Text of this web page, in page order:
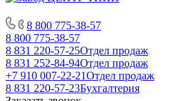
8 800 775-38-57
8 800 775-38-57
8 831 220-57-25Отдел продаж
8 831 252-84-94Отдел продаж
+7 910 007-22-21Отдел продаж
8 831 220-57-23Бухгалтерия